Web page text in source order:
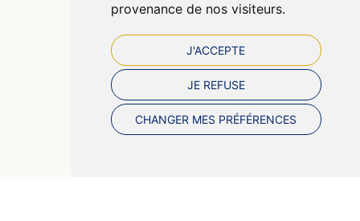
provenance de nos visiteurs.
J'ACCEPTE
JE REFUSE
CHANGER MES PRÉFÉRENCES